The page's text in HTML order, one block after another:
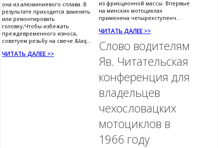
она из алюминиевого сплава. В
результате приходится заменять
или ремонтировать
головку,Чтобы избежать
преждевременного износа,
советуем резьбу на свече &laq...
ЧИТАТЬ ДАЛЕЕ >>
из фрикционной массы. Впервые
на минских мотоциклах
применена четырехступенч...
ЧИТАТЬ ДАЛЕЕ >>
Слово водителям
Яв. Читательская
конференция для
владельцев
чехословацких
мотоциклов в
1966 году